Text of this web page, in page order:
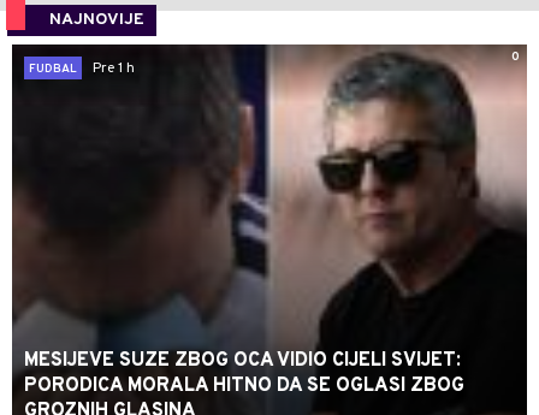
NAJNOVIJE
0
FUDBAL
Pre 1 h
MESIJEVE SUZE ZBOG OCA VIDIO CIJELI SVIJET:
PORODICA MORALA HITNO DA SE OGLASI ZBOG